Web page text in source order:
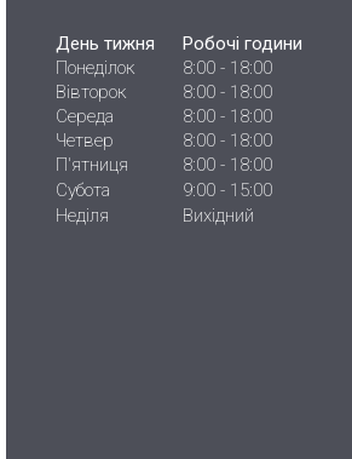
День тижня
Робочі години
Понеділок
8:00 - 18:00
Вівторок
8:00 - 18:00
Середа
8:00 - 18:00
Четвер
8:00 - 18:00
П'ятниця
8:00 - 18:00
Субота
9:00 - 15:00
Неділя
Вихідний